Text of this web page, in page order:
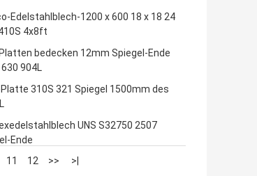
Edelstahlblech-1200 x 600 18 x 18 24
4x8ft
bedecken 12mm Spiegel-Ende
904L
310S 321 Spiegel 1500mm des
UNS S32750 2507
Ende
11 12 >> >|